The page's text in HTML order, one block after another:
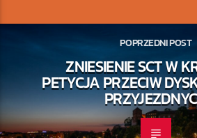
POPRZEDNI POST
ZNIESIENIE SCT W
PETYCJA PRZECIW